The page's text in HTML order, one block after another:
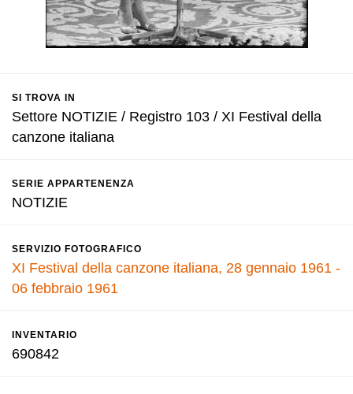
SI TROVA IN
Settore NOTIZIE / Registro 103 / XI Festival della
canzone italiana
SERIE APPARTENENZA
NOTIZIE
SERVIZIO FOTOGRAFICO
XI Festival della canzone italiana, 28 gennaio 1961 -
06 febbraio 1961
INVENTARIO
690842